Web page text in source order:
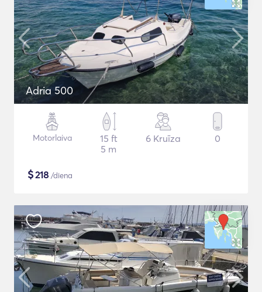
Adria 500
Motorlaiva
15 ft
5 m
6 Kruīza 0
$218 /diena